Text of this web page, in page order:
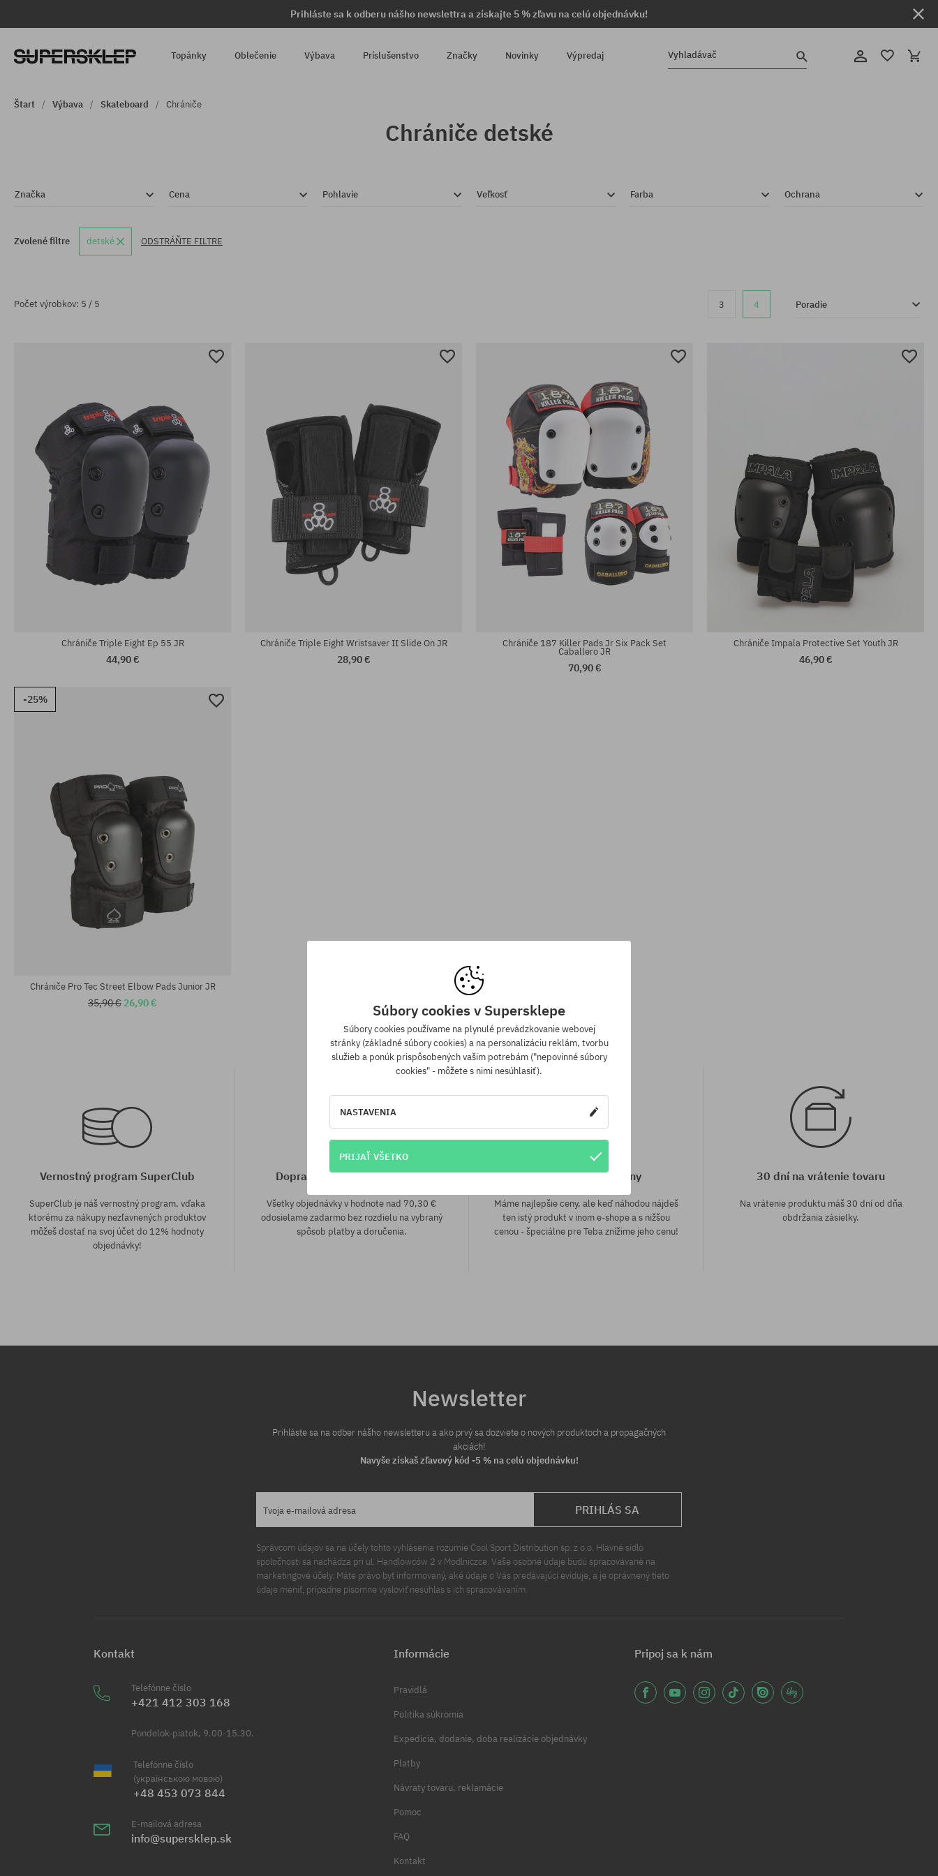
Prihláste sa k odberu nášho newslettra a získajte 5 % zľavu na celú objednávku!
Topánky Oblečenie Výbava Príslušenstvo Značky Novinky Výpredaj Vyhladávač
Štart Výbava Skateboard Chrániče
Chrániče detské
Značka Cena Pohlavie Veľkosť Farba Ochrana
Zvolené filtre detské ODSTRÁŇTE FILTRE
Počet výrobkov: 5 / 5 3 4 Poradie
Chrániče Triple Eight Ep 55 JR
44,90 €
Chrániče Triple Eight Wristsaver II Slide On JR
28,90 €
Chrániče 187 Killer Pads Jr Six Pack Set
Caballero JR
70,90 €
Chrániče Impala Protective Set Youth JR
46,90 €
-25%
Chrániče Pro Tec Street Elbow Pads Junior JR
35,90 € 26,90 €
Vernostný program SuperClub
SuperClub je náš vernostný program, vďaka
ktorému za nákupy nezľavnených produktov
môžeš dostať na svoj účet do 12% hodnoty
objednávky!
Doprava zadarmo od 70,30 €
Všetky objednávky v hodnote nad 70,30 €
odosielame zadarmo bez rozdielu na vybraný
spôsob platby a doručenia.
Záruka najnižšej ceny
Máme najlepšie ceny, ale keď náhodou nájdeš
ten istý produkt v inom e-shope a s nižšou
cenou - špeciálne pre Teba znížime jeho cenu!
30 dní na vrátenie tovaru
Na vrátenie produktu máš 30 dní od dňa
obdržania zásielky.
Newsletter
Prihláste sa na odber nášho newsletteru a ako prvý sa dozviete o nových produktoch a propagačných
akciách!
Navyše získaš zľavový kód -5 % na celú objednávku!
Tvoja e-mailová adresa PRIHLÁS SA
Správcom údajov sa na účely tohto vyhlásenia rozumie Cool Sport Distribution sp. z o.o. Hlavné sídlo
spoločnosti sa nachádza pri ul. Handlowców 2 v Modlniczce. Vaše osobné údaje budú spracovávané na
marketingové účely. Máte právo byť informovaný, aké údaje o Vás predávajúci eviduje, a je oprávnený tieto
údaje meniť, prípadne písomne vysloviť nesúhlas s ich spracovávaním.
Kontakt
Telefónne číslo
+421 412 303 168
Pondelok-piatok, 9.00-15.30.
Telefónne číslo
(українською мовою)
+48 453 073 844
E-mailová adresa
info@supersklep.sk
Informácie
Pravidlá
Politika súkromia
Expedícia, dodanie, doba realizácie objednávky
Platby
Návraty tovaru, reklamácie
Pomoc
FAQ
Kontakt
Pripoj sa k nám
Súbory cookies v Supersklepe
Súbory cookies používame na plynulé prevádzkovanie webovej
stránky (základné súbory cookies) a na personalizáciu reklám, tvorbu
služieb a ponúk prispôsobených vašim potrebám ("nepovinné súbory
cookies" - môžete s nimi nesúhlasiť).
NASTAVENIA
PRIJAŤ VŠETKO